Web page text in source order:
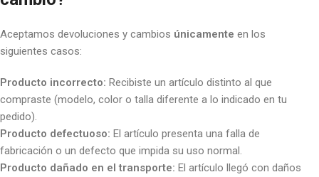
Aceptamos devoluciones y cambios únicamente en los
siguientes casos:
Producto incorrecto: Recibiste un artículo distinto al que
compraste (modelo, color o talla diferente a lo indicado en tu
pedido).
Producto defectuoso: El artículo presenta una falla de
fabricación o un defecto que impida su uso normal.
Producto dañado en el transporte: El artículo llegó con daños